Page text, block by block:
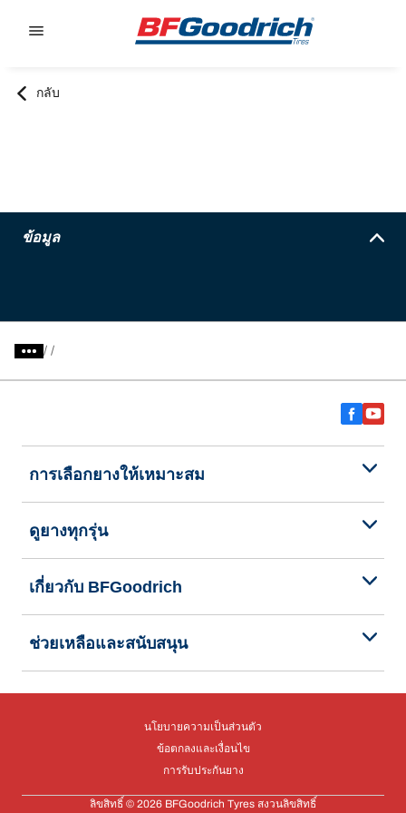
กลับ
ข้อมูล
/
การเลือกยางให้เหมาะสม
ดูยางทุกรุ่น
เกี่ยวกับ BFGoodrich
ช่วยเหลือและสนับสนุน
นโยบายความเป็นส่วนตัว
ข้อตกลงและเงื่อนไข
การรับประกันยาง
ลิขสิทธิ์ © 2026 BFGoodrich Tyres สงวนลิขสิทธิ์